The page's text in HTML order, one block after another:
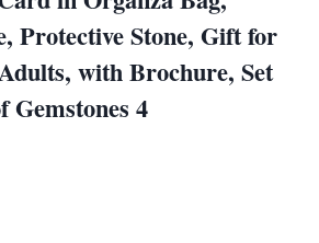
Protective Stone, Gift for
with Brochure, Set
Gemstones 4